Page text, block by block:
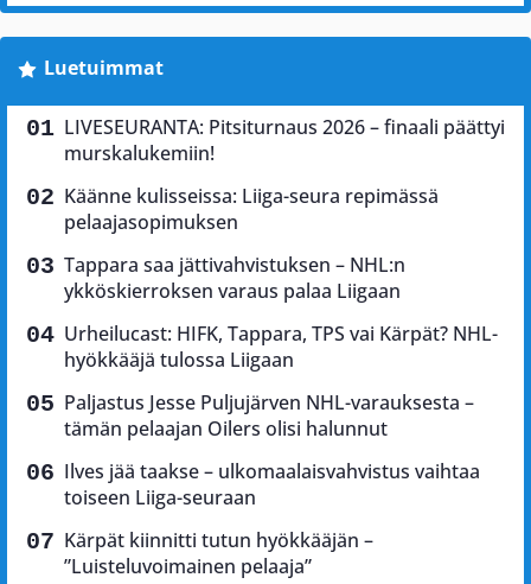
Luetuimmat
LIVESEURANTA: Pitsiturnaus 2026 – finaali päättyi
murskalukemiin!
Käänne kulisseissa: Liiga-seura repimässä
pelaajasopimuksen
Tappara saa jättivahvistuksen – NHL:n
ykköskierroksen varaus palaa Liigaan
Urheilucast: HIFK, Tappara, TPS vai Kärpät? NHL-
hyökkääjä tulossa Liigaan
Paljastus Jesse Puljujärven NHL-varauksesta –
tämän pelaajan Oilers olisi halunnut
Ilves jää taakse – ulkomaalaisvahvistus vaihtaa
toiseen Liiga-seuraan
Kärpät kiinnitti tutun hyökkääjän –
”Luisteluvoimainen pelaaja”